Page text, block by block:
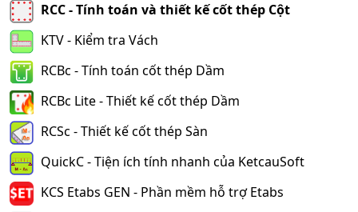
RCC - Tính toán và thiết kế cốt thép Cột
KTV - Kiểm tra Vách
RCBc - Tính toán cốt thép Dầm
RCBc Lite - Thiết kế cốt thép Dầm
RCSc - Thiết kế cốt thép Sàn
QuickC - Tiện ích tính nhanh của KetcauSoft
KCS Etabs GEN - Phần mềm hỗ trợ Etabs